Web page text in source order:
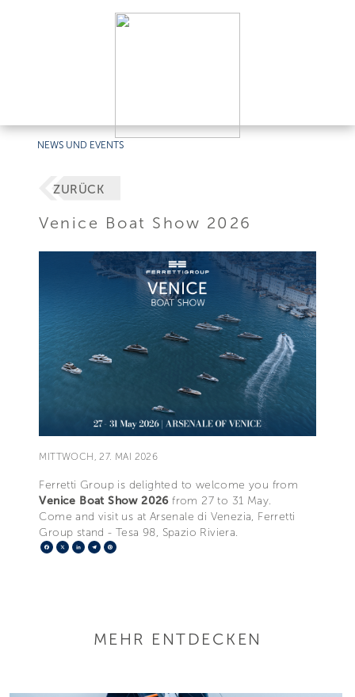
NEWS UND EVENTS
ZURÜCK
Venice Boat Show 2026
MITTWOCH, 27. MAI 2026
Ferretti Group is delighted to welcome you from
Venice Boat Show 2026from 27 to 31 May.
Come and visit us at Arsenale di Venezia, Ferretti
Group stand ­- Tesa 98, Spazio Riviera.
Facebook
X LinkedIn
Telegram
MEHR ENTDECKEN